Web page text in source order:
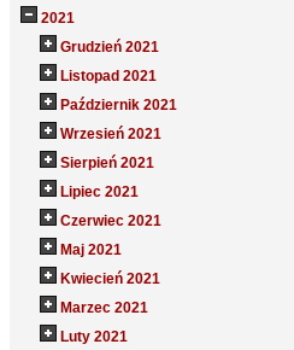
2021
Grudzień 2021
Listopad 2021
Październik 2021
Wrzesień 2021
Sierpień 2021
Lipiec 2021
Czerwiec 2021
Maj 2021
Kwiecień 2021
Marzec 2021
Luty 2021